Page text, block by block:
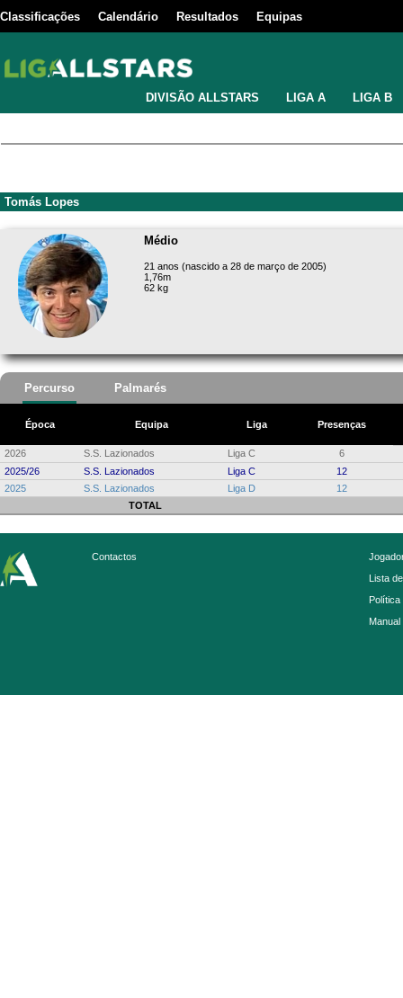
Classificações Calendário Resultados Equipas
DIVISÃO ALLSTARS LIGA A LIGA B
Tomás Lopes
Médio
21 anos (nascido a 28 de março de 2005)
1,76m
62 kg
Percurso Palmarés
Época Equipa Liga Presenças
2026 S.S. Lazionados Liga C
6
2025/26
S.S. Lazionados Liga C
12
2025
S.S. Lazionados Liga D
12
TOTAL
Contactos
Lista
Política